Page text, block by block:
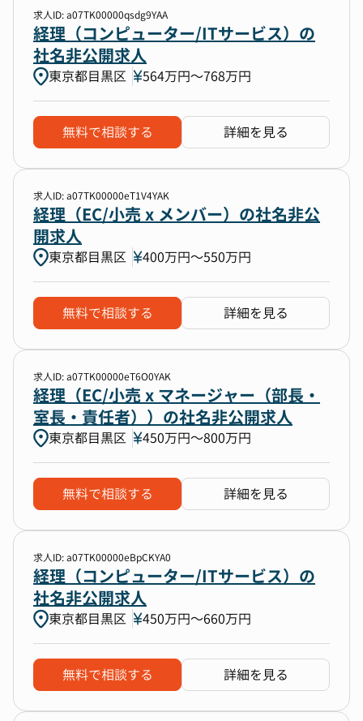
求人ID: a07TK00000qsdg9YAA
経理（コンピューター/ITサービス）の
社名非公開求人
東京都目黒区 564万円〜768万円
無料で相談する 詳細を見る
求人ID: a07TK00000eT1V4YAK
経理（EC/小売 x メンバー）の社名非公
開求人
東京都目黒区 400万円〜550万円
無料で相談する 詳細を見る
求人ID: a07TK00000eT6O0YAK
経理（EC/小売 x マネージャー（部長・
室長・責任者））の社名非公開求人
東京都目黒区 450万円〜800万円
無料で相談する 詳細を見る
求人ID: a07TK00000eBpCKYA0
経理（コンピューター/ITサービス）の
社名非公開求人
東京都目黒区 450万円〜660万円
無料で相談する 詳細を見る